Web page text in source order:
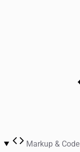
Markup & Code